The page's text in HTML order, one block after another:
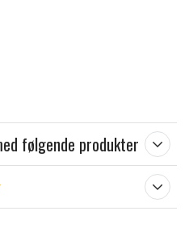
følgende produkter